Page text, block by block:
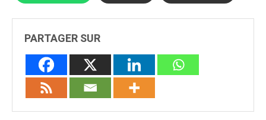
PARTAGER SUR